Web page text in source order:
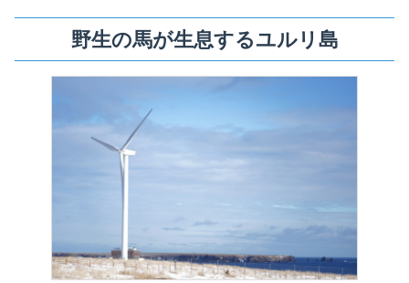
野生の馬が生息するユルリ島